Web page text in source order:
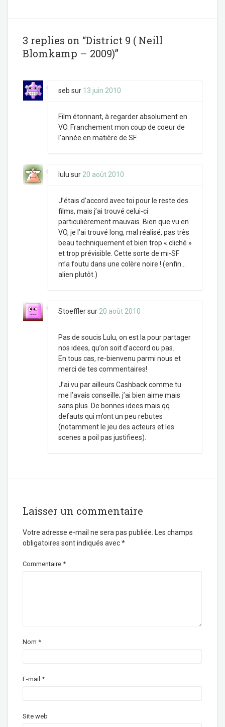
o
k
r
3 replies on “District 9 ( Neill
Blomkamp – 2009)”
seb sur 13 juin 2010
Film étonnant, à regarder absolument en
VO. Franchement mon coup de coeur de
l’année en matière de SF.
lulu sur 20 août 2010
J’étais d’accord avec toi pour le reste des
films, mais j’ai trouvé celui-ci
particulièrement mauvais. Bien que vu en
VO, je l’ai trouvé long, mal réalisé, pas très
beau techniquement et bien trop « cliché »
et trop prévisible. Cette sorte de mi-SF
m’a foutu dans une colère noire ! (enfin…
alien plutôt.)
Stoefflersur 20 août 2010
Pas de soucis Lulu, on est la pour partager
nos idees, qu’on soit d’accord ou pas.
En tous cas, re-bienvenu parmi nous et
merci de tes commentaires!
J’ai vu par ailleurs Cashback comme tu
me l’avais conseille; j’ai bien aime mais
sans plus. De bonnes idees mais qq
defauts qui m’ont un peu rebutes
(notamment le jeu des acteurs et les
scenes a poil pas justifiees).
Laisser un commentaire
Votre adresse e-mail ne sera pas publiée.
Les champs
obligatoires sont indiqués avec*
Commentaire *
Nom *
E-mail *
Site web